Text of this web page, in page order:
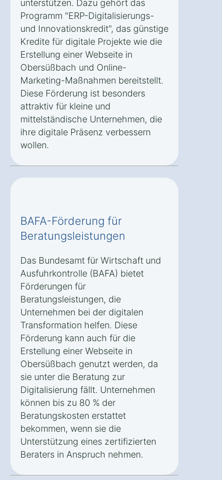
unterstützen. Dazu gehört das
Programm "ERP-Digitalisierungs-
und Innovationskredit", das günstige
Kredite für digitale Projekte wie die
Erstellung einer Webseite in
Obersüßbach und Online-
Marketing-Maßnahmen bereitstellt.
Diese Förderung ist besonders
attraktiv für kleine und
mittelständische Unternehmen, die
ihre digitale Präsenz verbessern
wollen.
BAFA-Förderung für
Beratungsleistungen
Das Bundesamt für Wirtschaft und
Ausfuhrkontrolle (BAFA) bietet
Förderungen für
Beratungsleistungen, die
Unternehmen bei der digitalen
Transformation helfen. Diese
Förderung kann auch für die
Erstellung einer Webseite in
Obersüßbach genutzt werden, da
sie unter die Beratung zur
Digitalisierung fällt. Unternehmen
können bis zu 80 % der
Beratungskosten erstattet
bekommen, wenn sie die
Unterstützung eines zertifizierten
Beraters in Anspruch nehmen.